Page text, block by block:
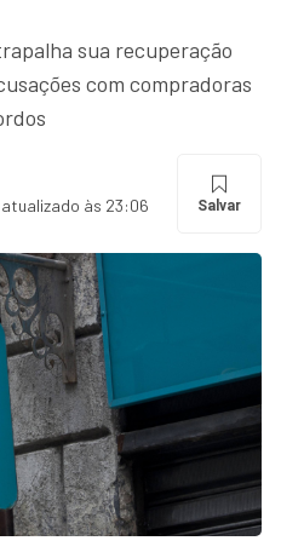
sua recuperação
com compradoras
às 23:06 Salvar